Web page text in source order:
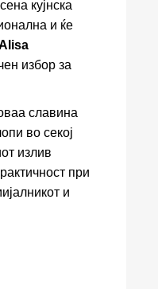
кујнска
и ќе
избор за
славина
во секој
излив
при
и